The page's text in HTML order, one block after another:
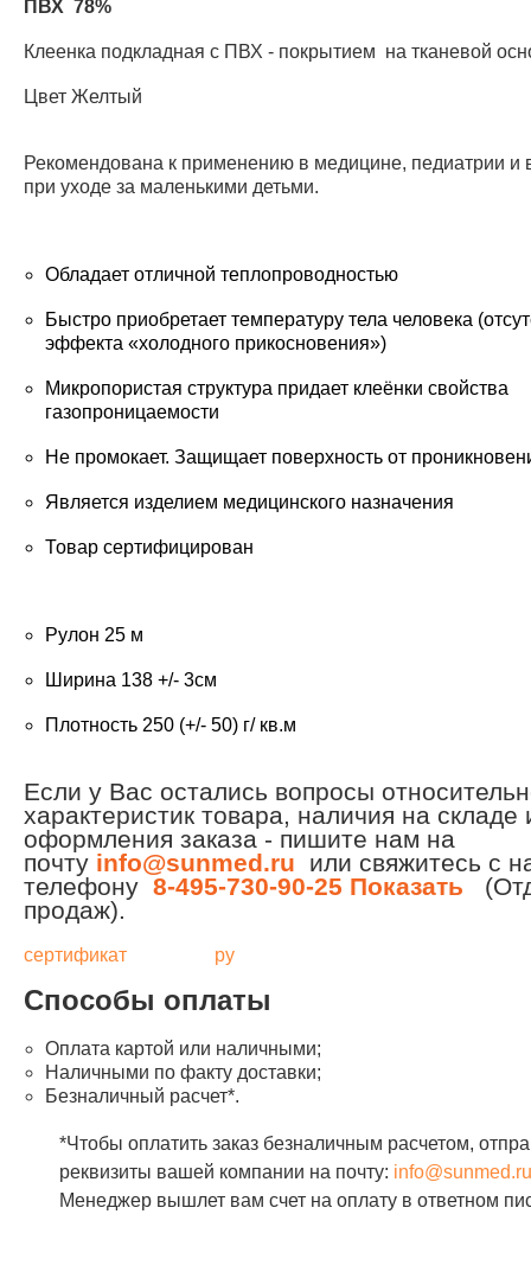
ПВХ 78%
Клеенка подкладная с ПВХ - покрытием на тканевой
Цвет Желтый
Рекомендована к применению в медицине, педиатрии и
при уходе за маленькими детьми.
Обладает отличной теплопроводностью
Быстро приобретает температуру тела человека
эффекта «холодного прикосновения»)
Микропористая структура придает клеёнки свойства
газопроницаемости
Не промокает. Защищает поверхность от
Является изделием медицинского назначения
Товар сертифицирован
Рулон 25 м
Ширина 138 +/- 3см
Плотность 250 (+/- 50) г/ кв.м
Если у Вас остались вопросы
характеристик товара, наличия на складе
оформления заказа - пишите нам на
почту info@sunmed.ru или свяжитесь с
телефону 8-495-730-90-25 Показать
продаж).
сертификат ру
Способы оплаты
Оплата картой или наличными;
Наличными по факту доставки;
Безналичный расчет*.
*Чтобы оплатить заказ безналичным расчетом,
реквизиты вашей компании на почту: info@sunmed.ru
Менеджер вышлет вам счет на оплату в ответном